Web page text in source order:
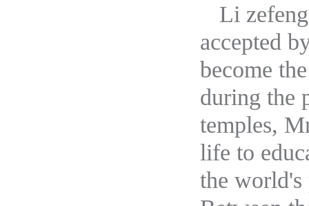
Li
accepted
become
during the
temples,
life to
the world's